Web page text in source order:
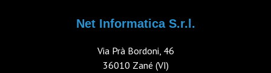
Net Informatica S.r.l.
Via Prà Bordoni, 46
36010 Zané (VI)